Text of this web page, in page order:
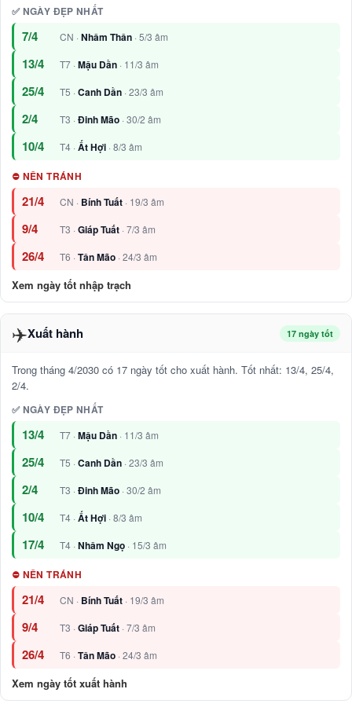
✅ NGÀY ĐẸP NHẤT
7/4 CN · Nhâm Thân · 5/3 âm
13/4 T7 · Mậu Dần · 11/3 âm
25/4 T5 · Canh Dần · 23/3 âm
2/4 T3 · Đinh Mão · 30/2 âm
10/4 T4 · Ất Hợi · 8/3 âm
⛔ NÊN TRÁNH
21/4 CN · Bính Tuất · 19/3 âm
9/4 T3 ·Giáp Tuất · 7/3 âm
26/4 T6 ·Tân Mão · 24/3 âm
Xem ngày tốt nhập trạch
✈️Xuất hành 17 ngày tốt
Trong tháng 4/2030 có 17 ngày tốt cho xuất hành. Tốt nhất: 13/4, 25/4,
2/4.
✅ NGÀY ĐẸP NHẤT
13/4 T7 · Mậu Dần · 11/3 âm
25/4 T5 · Canh Dần · 23/3 âm
2/4 T3 · Đinh Mão · 30/2 âm
10/4 T4 · Ất Hợi · 8/3 âm
17/4 T4 · Nhâm Ngọ · 15/3 âm
⛔ NÊN TRÁNH
21/4 CN · Bính Tuất · 19/3 âm
9/4 T3 ·Giáp Tuất · 7/3 âm
26/4 T6 ·Tân Mão · 24/3 âm
Xem ngày tốt xuất hành